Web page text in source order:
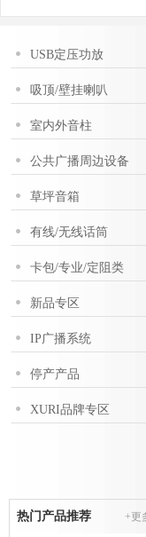
USB定压功放
吸顶/壁挂喇叭
室内外音柱
公共广播周边设备
草坪音箱
有线/无线话筒
卡包/专业/定阻类
新品专区
IP广播系统
停产产品
XURI品牌专区
热门产品推荐 +更